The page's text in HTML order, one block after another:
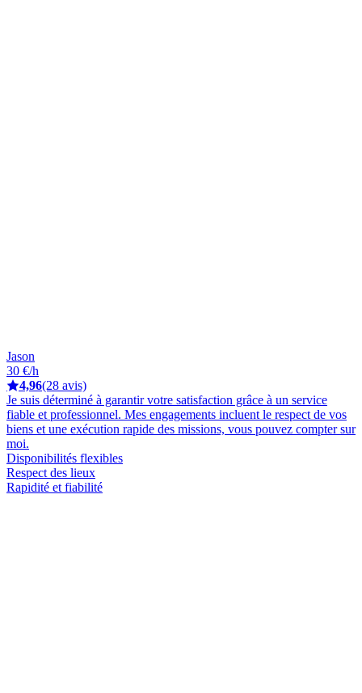
Jason
30 €/h
4,96(28 avis)
Je suis déterminé à garantir votre satisfaction grâce à un service
fiable et professionnel. Mes engagements incluent le respect de vos
biens et une exécution rapide des missions, vous pouvez compter sur
moi.
Disponibilités flexibles
Respect des lieux
Rapidité et fiabilité